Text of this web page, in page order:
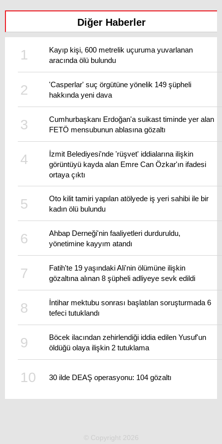
Diğer Haberler
Kayıp kişi, 600 metrelik uçuruma yuvarlanan
aracında ölü bulundu
'Casperlar' suç örgütüne yönelik 149 şüpheli
hakkında yeni dava
Cumhurbaşkanı Erdoğan'a suikast timinde yer alan
FETÖ mensubunun ablasına gözaltı
İzmit Belediyesi'nde 'rüşvet' iddialarına ilişkin
görüntüyü kayda alan Emre Can Özkar'ın ifadesi
ortaya çıktı
Oto kilit tamiri yapılan atölyede iş yeri sahibi ile bir
kadın ölü bulundu
Ahbap Derneği'nin faaliyetleri durduruldu,
yönetimine kayyım atandı
Fatih'te 19 yaşındaki Ali'nin ölümüne ilişkin
gözaltına alınan 8 şüpheli adliyeye sevk edildi
İntihar mektubu sonrası başlatılan soruşturmada 6
tefeci tutuklandı
Böcek ilacından zehirlendiği iddia edilen Yusuf'un
öldüğü olaya ilişkin 2 tutuklama
30 ilde DEAŞ operasyonu: 104 gözaltı
© Copyright 2026